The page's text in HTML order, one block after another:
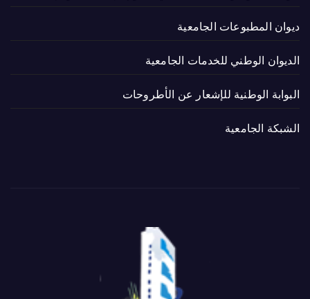
ديوان المطبوعات الجامعية
الديوان الوطني للخدمات الجامعية
البوابة الوطنية للإشعار عن الأطروحات
الشبكة الجامعية